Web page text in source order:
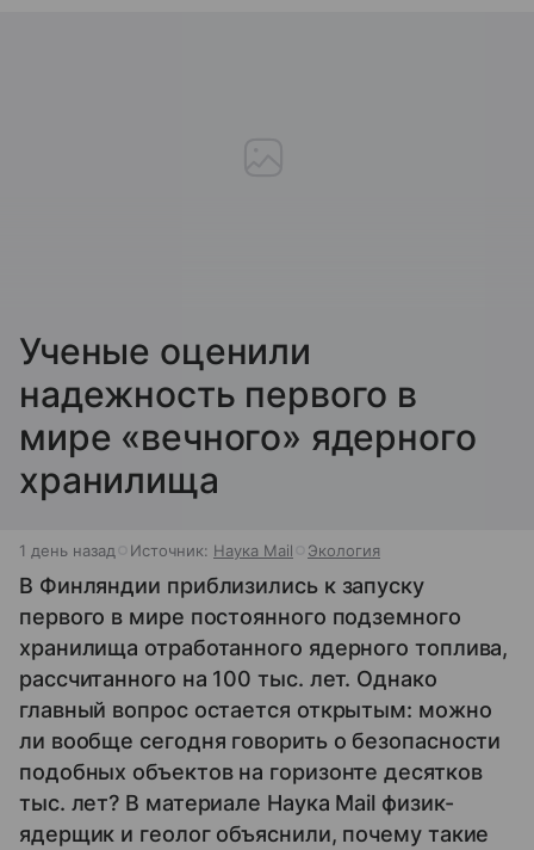
Ученые оценили
надежность первого в
мире «вечного» ядерного
хранилища
1 день назад Источник: Наука Mail Экология
В Финляндии приблизились к запуску
первого в мире постоянного подземного
хранилища отработанного ядерного топлива,
рассчитанного на 100 тыс. лет. Однако
главный вопрос остается открытым: можно
ли вообще сегодня говорить о безопасности
подобных объектов на горизонте десятков
тыс. лет? В материале Наука Mail физик-
ядерщик и геолог объяснили, почему такие